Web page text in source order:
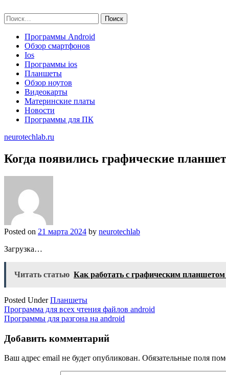
to
content
Найти:
Программы Android
Обзор смартфонов
Ios
Программы ios
Планшеты
Обзор ноутов
Видеокарты
Материнские платы
Новости
Программы для ПК
neurotechlab.ru
Когда появились графические
Posted on 21 марта 2024 by neurotechlab
Загрузка…
Читать статью Как работать с графическим планшетом
Posted UnderПланшеты
Навигация
по
записям
Программа для всех чтения файлов android
Программы для разгона на android
Добавить комментарий
Ваш адрес email не будет опубликован. Обязательные поля